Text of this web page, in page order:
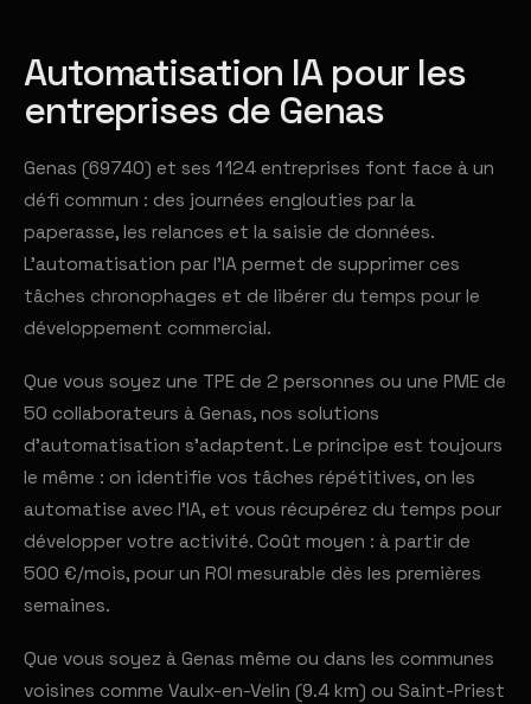
Automatisation IA pour les
entreprises de Genas
Genas (69740) et ses 1 124 entreprises font face à un
défi commun : des journées englouties par la
paperasse, les relances et la saisie de données.
L'automatisation par l'IA permet de supprimer ces
tâches chronophages et de libérer du temps pour le
développement commercial.
Que vous soyez une TPE de 2 personnes ou une PME de
50 collaborateurs à Genas, nos solutions
d'automatisation s'adaptent. Le principe est toujours
le même : on identifie vos tâches répétitives, on les
automatise avec l'IA, et vous récupérez du temps pour
développer votre activité. Coût moyen : à partir de
500 €/mois, pour un ROI mesurable dès les premières
semaines.
Que vous soyez à Genas même ou dans les communes
voisines comme Vaulx-en-Velin (9.4 km) ou Saint-Priest